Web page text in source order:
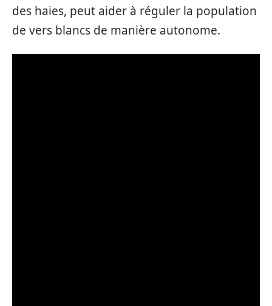
des haies, peut aider à réguler la population
de vers blancs de manière autonome.